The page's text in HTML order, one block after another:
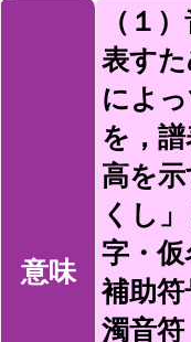
意味
（１
表す
によ
を，
高を
くし
字・
補助
濁音